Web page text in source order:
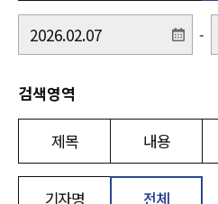
-
검색영역
제목 내용
기자명 전체